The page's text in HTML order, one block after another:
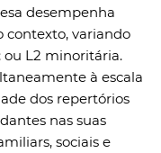
desempenha
contexto, variando
ou L2 minoritária.
à escala
dos repertórios
nas suas
sociais e